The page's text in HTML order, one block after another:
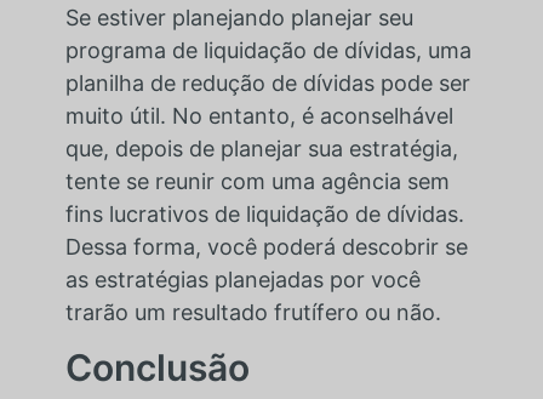
Se estiver planejando planejar seu
programa de liquidação de dívidas, uma
planilha de redução de dívidas pode ser
muito útil. No entanto, é aconselhável
que, depois de planejar sua estratégia,
tente se reunir com uma agência sem
fins lucrativos de liquidação de dívidas.
Dessa forma, você poderá descobrir se
as estratégias planejadas por você
trarão um resultado frutífero ou não.
Conclusão